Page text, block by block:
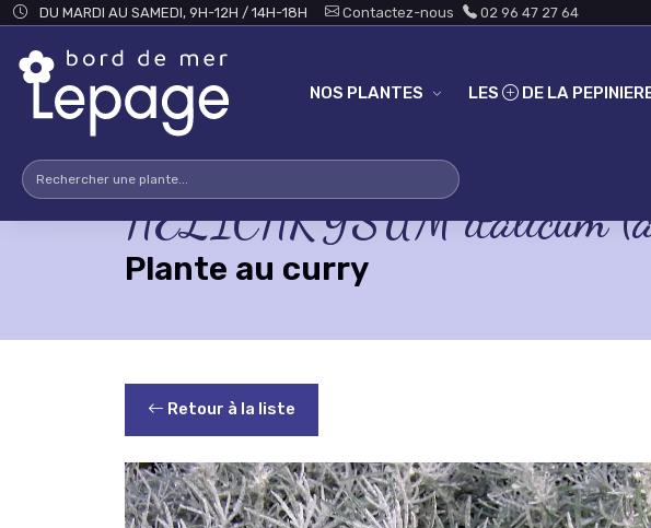
Skip to main content
DU MARDI AU SAMEDI, 9H-12H / 14H-18H Contactez-nous 02 96 47 27 64
NOS PLANTES LES DE LA
HELICHRYSUM italicum
Plante au curry
Retour à la liste